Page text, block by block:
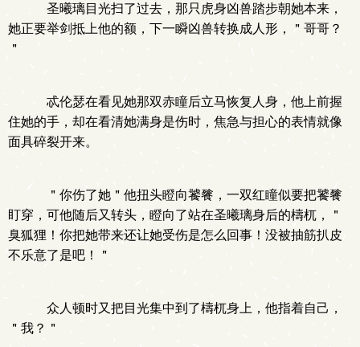
圣曦璃目光扫了过去，那只虎身凶兽踏步朝她本来，
她正要举剑抵上他的额，下一瞬凶兽转换成人形，＂哥哥？
＂
忒伦瑟在看见她那双赤瞳后立马恢复人身，他上前握
住她的手，却在看清她满身是伤时，焦急与担心的表情就像
面具碎裂开来。
＂你伤了她＂他扭头瞪向饕餮，一双红瞳似要把饕餮
盯穿，可他随后又转头，瞪向了站在圣曦璃身后的檮杌，＂
臭狐狸！你把她带来还让她受伤是怎么回事！没被抽筋扒皮
不乐意了是吧！＂
众人顿时又把目光集中到了檮杌身上，他指着自己，
＂我？＂